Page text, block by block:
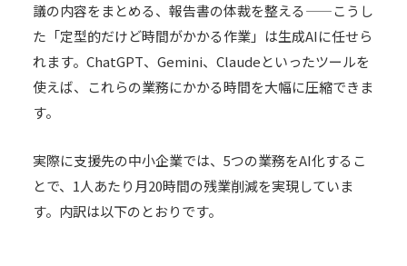
議の内容をまとめる、報告書の体裁を整える——こうし
た「定型的だけど時間がかかる作業」は生成AIに任せら
れます。 ChatGPT、Gemini、Claudeといったツールを
使えば、これらの業務にかかる時間を大幅に圧縮できま
す。
実際に支援先の中小企業では、5つの業務をAI化するこ
とで、1人あたり月20時間の残業削減を実現していま
す。内訳は以下のとおりです。